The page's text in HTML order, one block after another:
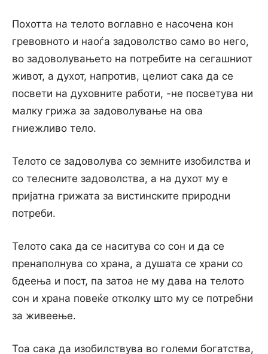
Похотта на телото воглавно e насочена кон
гревовното и наоѓа задоволство само во него,
во задоволувањето на потребите на сегашниот
живот, a духот, напротив, целиот сака да се
посвети на духовните работи, -не посветува ни
малку грижа за задоволување на ова
гниежливо тело.
Телото се задоволува co земните изобилства и
co телесните задоволства, а на духот му e
пријатна грижата за вистинските природни
потреби.
Телото сака да се наситува co сон и да се
пренаполнува co храна, а душата се храни co
бдеења и пост, па затоа не му дава на телото
сон и храна повеќе отколку што му се потребни
за живеење.
Тоа сака да изобилствува во големи богатства,